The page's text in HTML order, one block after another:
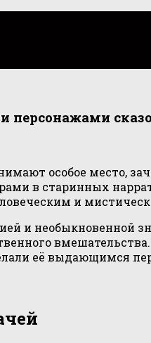
особое место,
в старинных
и
и необыкновенной
её выдающимся